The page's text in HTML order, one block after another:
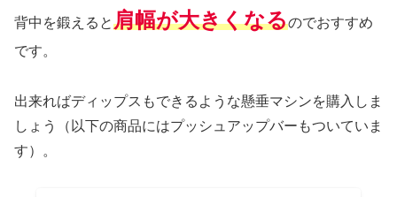
背中を鍛えると肩幅が大きくなるのでおすすめ
です。
出来ればディップスもできるような懸垂マシンを購入しま
しょう（以下の商品にはプッシュアップバーもついていま
す）。